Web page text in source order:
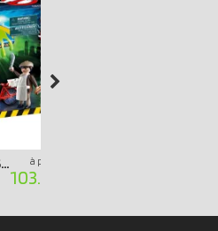
BOUFFE-TOUT AVEC STAND DE HOT-DOG à partir de
103.35 €